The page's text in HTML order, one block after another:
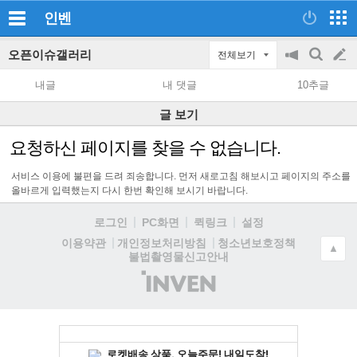
인벤
오픈이슈갤러리 전체보기
공
지
on/off
검
색
글
쓰
기
내글 내 댓글 10추글
글 보기
요청하신 페이지를 찾을 수 없습니다.
서비스 이용에 불편을 드려 죄송합니다. 먼저 새로고침 해보시고 페이지의 주소를
올바르게 입력했는지 다시 한번 확인해 보시기 바랍니다.
로그인 PC화면 퀵링크
설정
이용약관
개인정보처리방침
청소년보호정책
불법촬영물신고안내
(주)
인
▲